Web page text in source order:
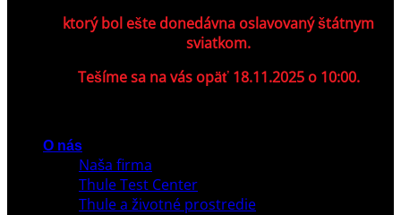
ktorý bol ešte donedávna oslavovaný štátnym
sviatkom.
Tešíme sa na vás opäť 18.11.2025 o 10:00.
O nás
Naša firma
Thule Test Center
Thule a životné prostredie